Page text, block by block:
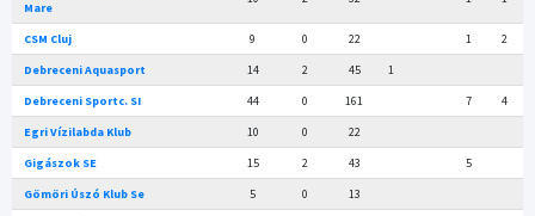
Mare
CSM Cluj 9 0 22 1
2
Debreceni Aquasport
14 2 45
1
Debreceni Sportc. SI
44 0 161 7
4
Egri Vízilabda Klub
10 0
22
Gigászok SE
15 2 43
5
Gömöri Úszó Klub Se
5 0
13